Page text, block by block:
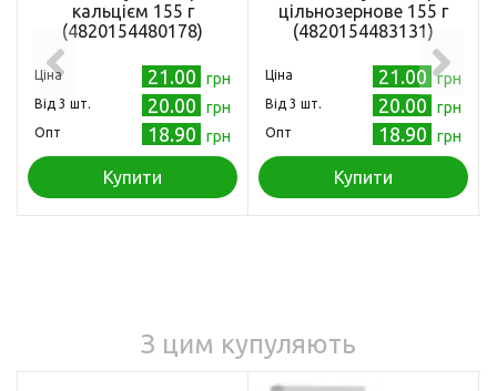
кальцієм 155 г
(4820154480178)
Ціна 21.00 грн
Від 3 шт. 20.00 грн
Опт 18.90 грн
Купити
цільнозернове 155 г
(4820154483131)
Ціна 21.00 грн
Від 3 шт. 20.00 грн
Опт 18.90 грн
Купити
З цим купуляють